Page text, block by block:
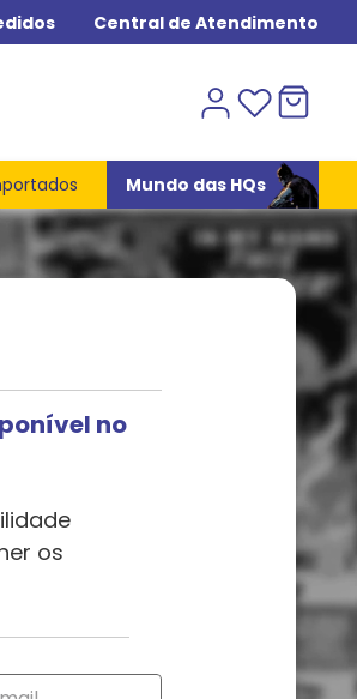
Central de Atendimento
Mundo das HQs
no
os